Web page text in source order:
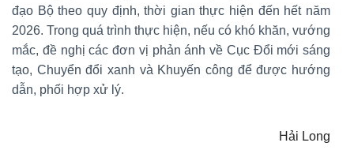
đạo Bộ theo quy định, thời gian thực hiện đến hết năm
2026. Trong quá trình thực hiện, nếu có khó khăn, vướng
mắc, đề nghị các đơn vị phản ánh về Cục Đổi mới sáng
tạo, Chuyển đổi xanh và Khuyến công để được hướng
dẫn, phối hợp xử lý.
Hải Long